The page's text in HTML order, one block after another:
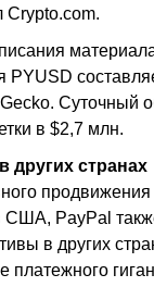
Crypto.com.
PYUSD
Суточный
в $2,7 млн.
других странах
продвижения
США, PayPal
в других
платежного